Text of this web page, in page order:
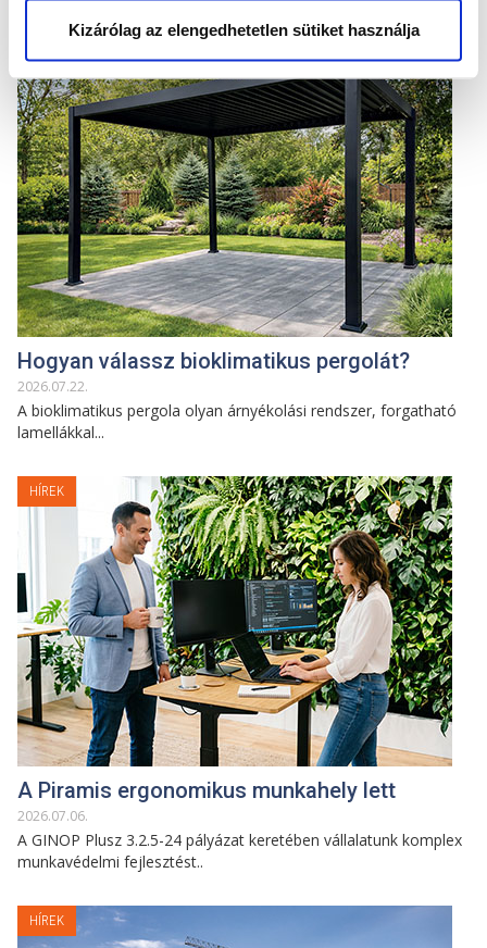
Kizárólag az elengedhetetlen sütiket használja
HÍREK
Hogyan válassz bioklimatikus pergolát?
2026.07.22.
A bioklimatikus pergola olyan árnyékolási rendszer, forgatható
lamellákkal...
HÍREK
A Piramis ergonomikus munkahely lett
2026.07.06.
A GINOP Plusz 3.2.5-24 pályázat keretében vállalatunk komplex
munkavédelmi fejlesztést..
HÍREK